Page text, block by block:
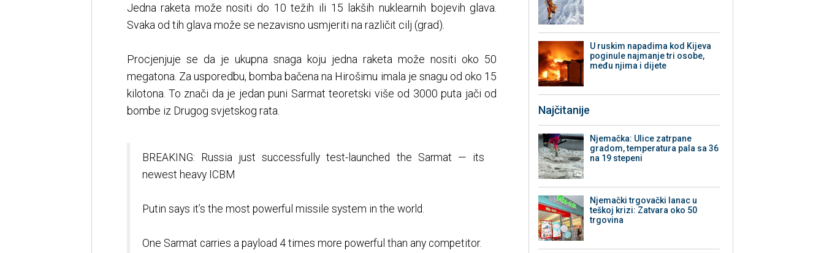
Jedna raketa može nositi do 10 težih ili 15 lakših nuklearnih bojevih glava.
Svaka od tih glava može se nezavisno usmjeriti na različit cilj (grad).
Procjenjuje se da je ukupna snaga koju jedna raketa može nositi oko 50
megatona. Za usporedbu, bomba bačena na Hirošimu imala je snagu od oko 15
kilotona. To znači da je jedan puni Sarmat teoretski više od 3000 puta jači od
bombe iz Drugog svjetskog rata.
BREAKING: Russia just successfully test-launched the Sarmat — its
newest heavy ICBM
Putin says it’s the most powerful missile system in the world.
One Sarmat carries a payload 4 times more powerful than any competitor.
U ruskim napadima kod Kijeva
poginule najmanje tri osobe,
među njima i dijete
Najčitanije
Njemačka: Ulice zatrpane
gradom, temperatura pala sa 36
na 19 stepeni
Njemački trgovački lanac u
teškoj krizi: Zatvara oko 50
trgovina